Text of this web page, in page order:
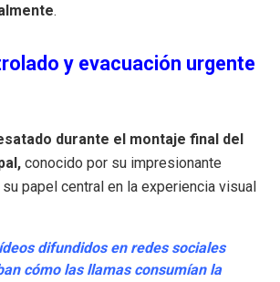
.
y evacuación urgente
durante el montaje final del
conocido por su impresionante
papel central en la experiencia visual
difundidos en redes sociales
cómo las llamas consumían la